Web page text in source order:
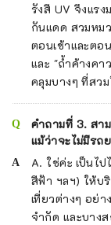
รังสี UV จึงแรง
กันแดด สวมหม
ตอนเช้าและตอ
และ "ถ้ำค้างคา
คลุมบางๆ ที่สว
คำถามที่ 3. สา
แม้ว่าจะไม่มีรถ
A. ใช่ค่ะ เป็นไ
สีฟ้า ฯลฯ) ให้บ
เที่ยวต่างๆ อย่
จำกัด และบาง